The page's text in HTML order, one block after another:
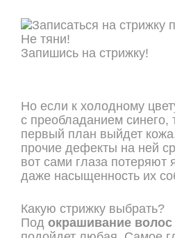
Не тяни!
Запишись на стрижку!
Но если к холодному
с преобладанием синего,
первый план выйдет
прочие дефекты на ней
вот сами глаза потеряют
даже насыщенность их
Какую стрижку выбрать?
Под окрашивание